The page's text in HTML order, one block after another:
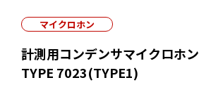
マイクロホン
計測用コンデンサマイクロホン
TYPE 7023(TYPE1)